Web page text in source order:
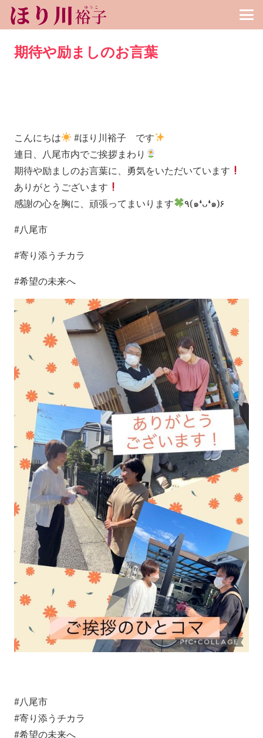
期待や励ましのお言葉
こんにちは
#ほり川裕子 です
連日、八尾市内でご挨拶まわり
期待や励ましのお言葉に、勇気をいただいています
ありがとうございます
感謝の心を胸に、頑張ってまいります
٩(๑❛ᴗ❛๑)۶
#八尾市
#寄り添うチカラ
#希望の未来へ
#八尾市
#寄り添うチカラ
#希望の未来へ